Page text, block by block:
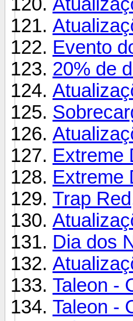
Evento
20% de
Extreme
Extreme
Trap
Dia dos
Taleon -
Taleon -